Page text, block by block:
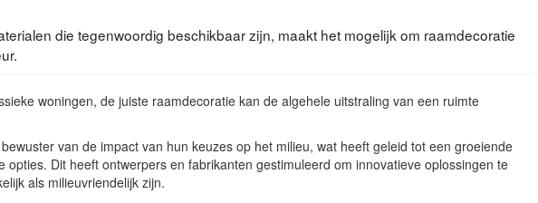
die tegenwoordig beschikbaar zijn, maakt het mogelijk om raamdecoratie
woningen, de juiste raamdecoratie kan de algehele uitstraling van een ruimte
van de impact van hun keuzes op het milieu, wat heeft geleid tot een groeiende
opties. Dit heeft ontwerpers en fabrikanten gestimuleerd om innovatieve oplossingen te
als milieuvriendelijk zijn.